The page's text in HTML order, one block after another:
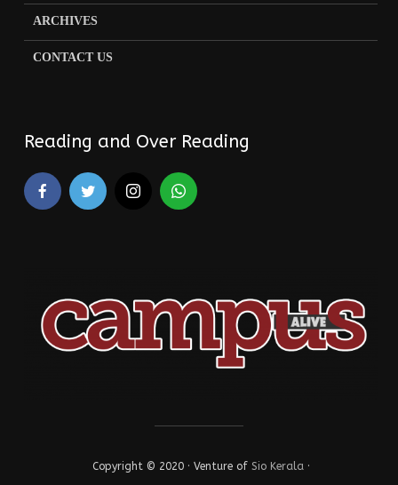
ARCHIVES
CONTACT US
Reading and Over Reading
Copyright © 2020 · Venture of Sio Kerala ·